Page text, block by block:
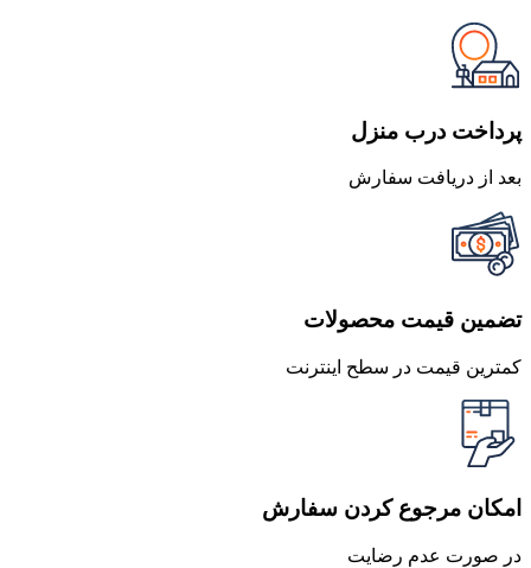
پرداخت درب منزل
بعد از دریافت سفارش
تضمین قیمت محصولات
کمترین قیمت در سطح اینترنت
امکان مرجوع کردن سفارش
در صورت عدم رضایت